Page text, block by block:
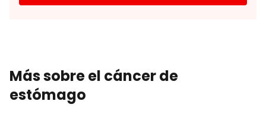
Más sobre el cáncer de
estómago